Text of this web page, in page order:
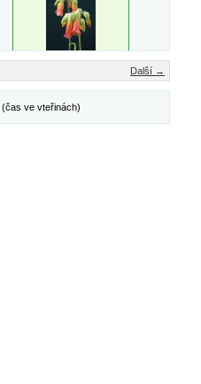
Další →
(čas ve vteřinách)